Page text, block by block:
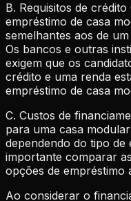
B. Requisitos de
empréstimo de casa
semelhantes aos de
Os bancos e outras
exigem que os
crédito e uma renda
empréstimo de casa
C. Custos de
para uma casa
dependendo do tipo de
importante comparar
opções de empréstimo
Ao considerar o